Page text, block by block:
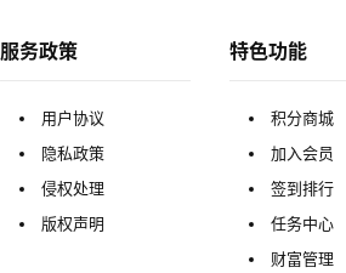
服务政策
用户协议
隐私政策
侵权处理
版权声明
特色功能
积分商城
加入会员
签到排行
任务中心
财富管理